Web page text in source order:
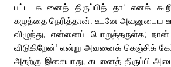
பட்ட கடனைத் திருப்பித் தா’ எனக்
கழுத்தை நெரித்தான். உடனே அவனுடைய
விழுந்து, என்னைப் பொறுத்தருள்க; நான்
விடுகிறேன்’ என்று அவனைக் கெஞ்சிக்
அதற்கு இசையாது, கடனைத் திருப்பி